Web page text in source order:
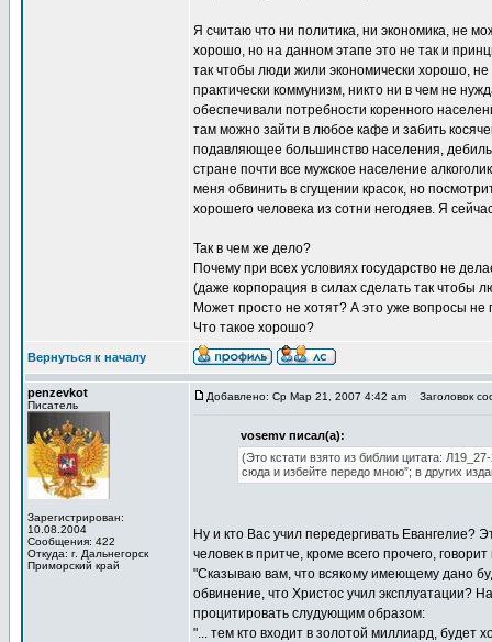
Я считаю что ни политика, ни экономика, не
хорошо, но на данном этапе это не так и
так чтобы люди жили экономически хорошо,
практически коммунизм, никто ни в чем не
обеспечивали потребности коренного
там можно зайти в любое кафе и забить
подавляющее большинство населения,
стране почти все мужское население
меня обвинить в сгущении красок, но
хорошего человека из сотни негодяев. Я
Так в чем же дело?
Почему при всех условиях государство не
(даже корпорация в силах сделать так чтобы
Может просто не хотят? А это уже вопросы не
Что такое хорошо?
Вернуться к началу
penzevkot
Писатель
Зарегистрирован:
10.08.2004
Сообщения: 422
Откуда: г. Дальнегорск
Приморский край
Добавлено: Ср Мар 21, 2007 4:42 am Заголовок
vosemv писал(а):
(Это кстати взято из библии цитата:
сюда и избейте передо мною”; в других
Ну и кто Вас учил передергивать Евангелие?
человек в притче, кроме всего прочего,
"Сказываю вам, что всякому имеющему дано
обвинение, что Христос учил эксплуатации?
процитировать слудующим образом:
"... тем кто входит в золотой миллиард,